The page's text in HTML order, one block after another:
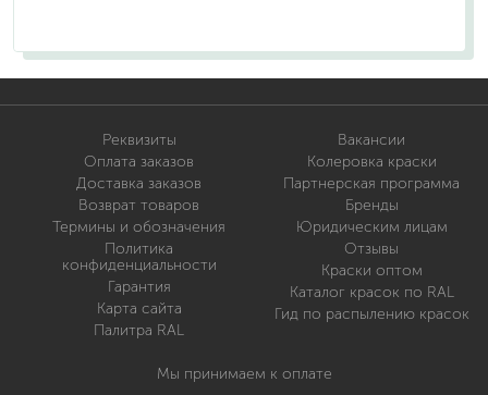
Реквизиты
Оплата заказов
Доставка заказов
Возврат товаров
Термины и обозначения
Политика
конфиденциальности
Гарантия
Карта сайта
Палитра RAL
Вакансии
Колеровка краски
Партнерская программа
Бренды
Юридическим лицам
Отзывы
Краски оптом
Каталог красок по RAL
Гид по распылению красок
Мы принимаем к оплате